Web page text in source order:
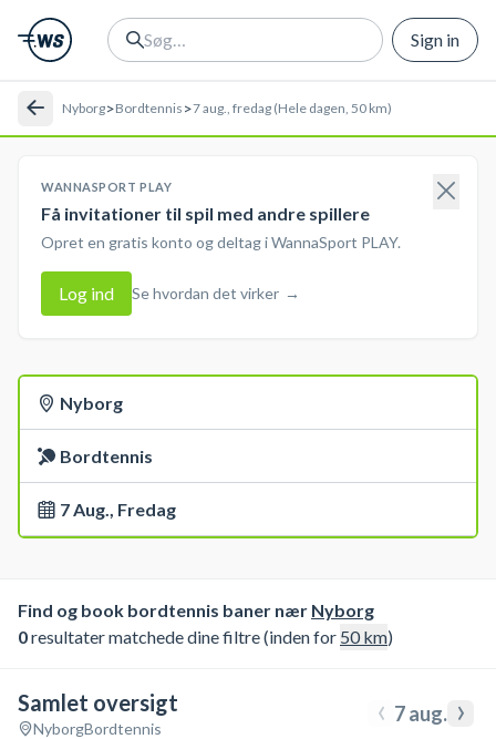
Sign in
Nyborg>Bordtennis >7 aug., fredag (Hele dagen, 50 km)
WANNASPORT PLAY
Få invitationer til spil med andre spillere
Opret en gratis konto og deltag i WannaSport PLAY.
Log ind Se hvordan det virker →
Nyborg
Bordtennis
7 Aug., Fredag
Find og book bordtennis baner nær Nyborg
0resultater matchede dine filtre (inden for 50km)
Samlet oversigt
NyborgBordtennis ‹ 7 aug. ›